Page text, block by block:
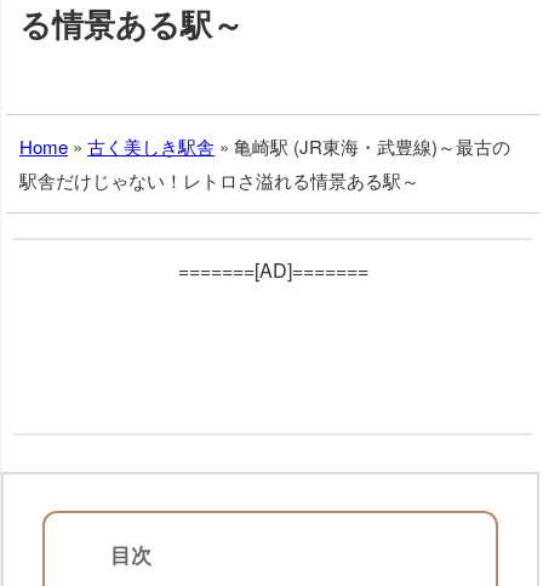
る情景ある駅～
Home » 古く美しき駅舎 » 亀崎駅 (JR東海・武豊線)～最古の
駅舎だけじゃない！レトロさ溢れる情景ある駅～
=======[AD]=======
目次